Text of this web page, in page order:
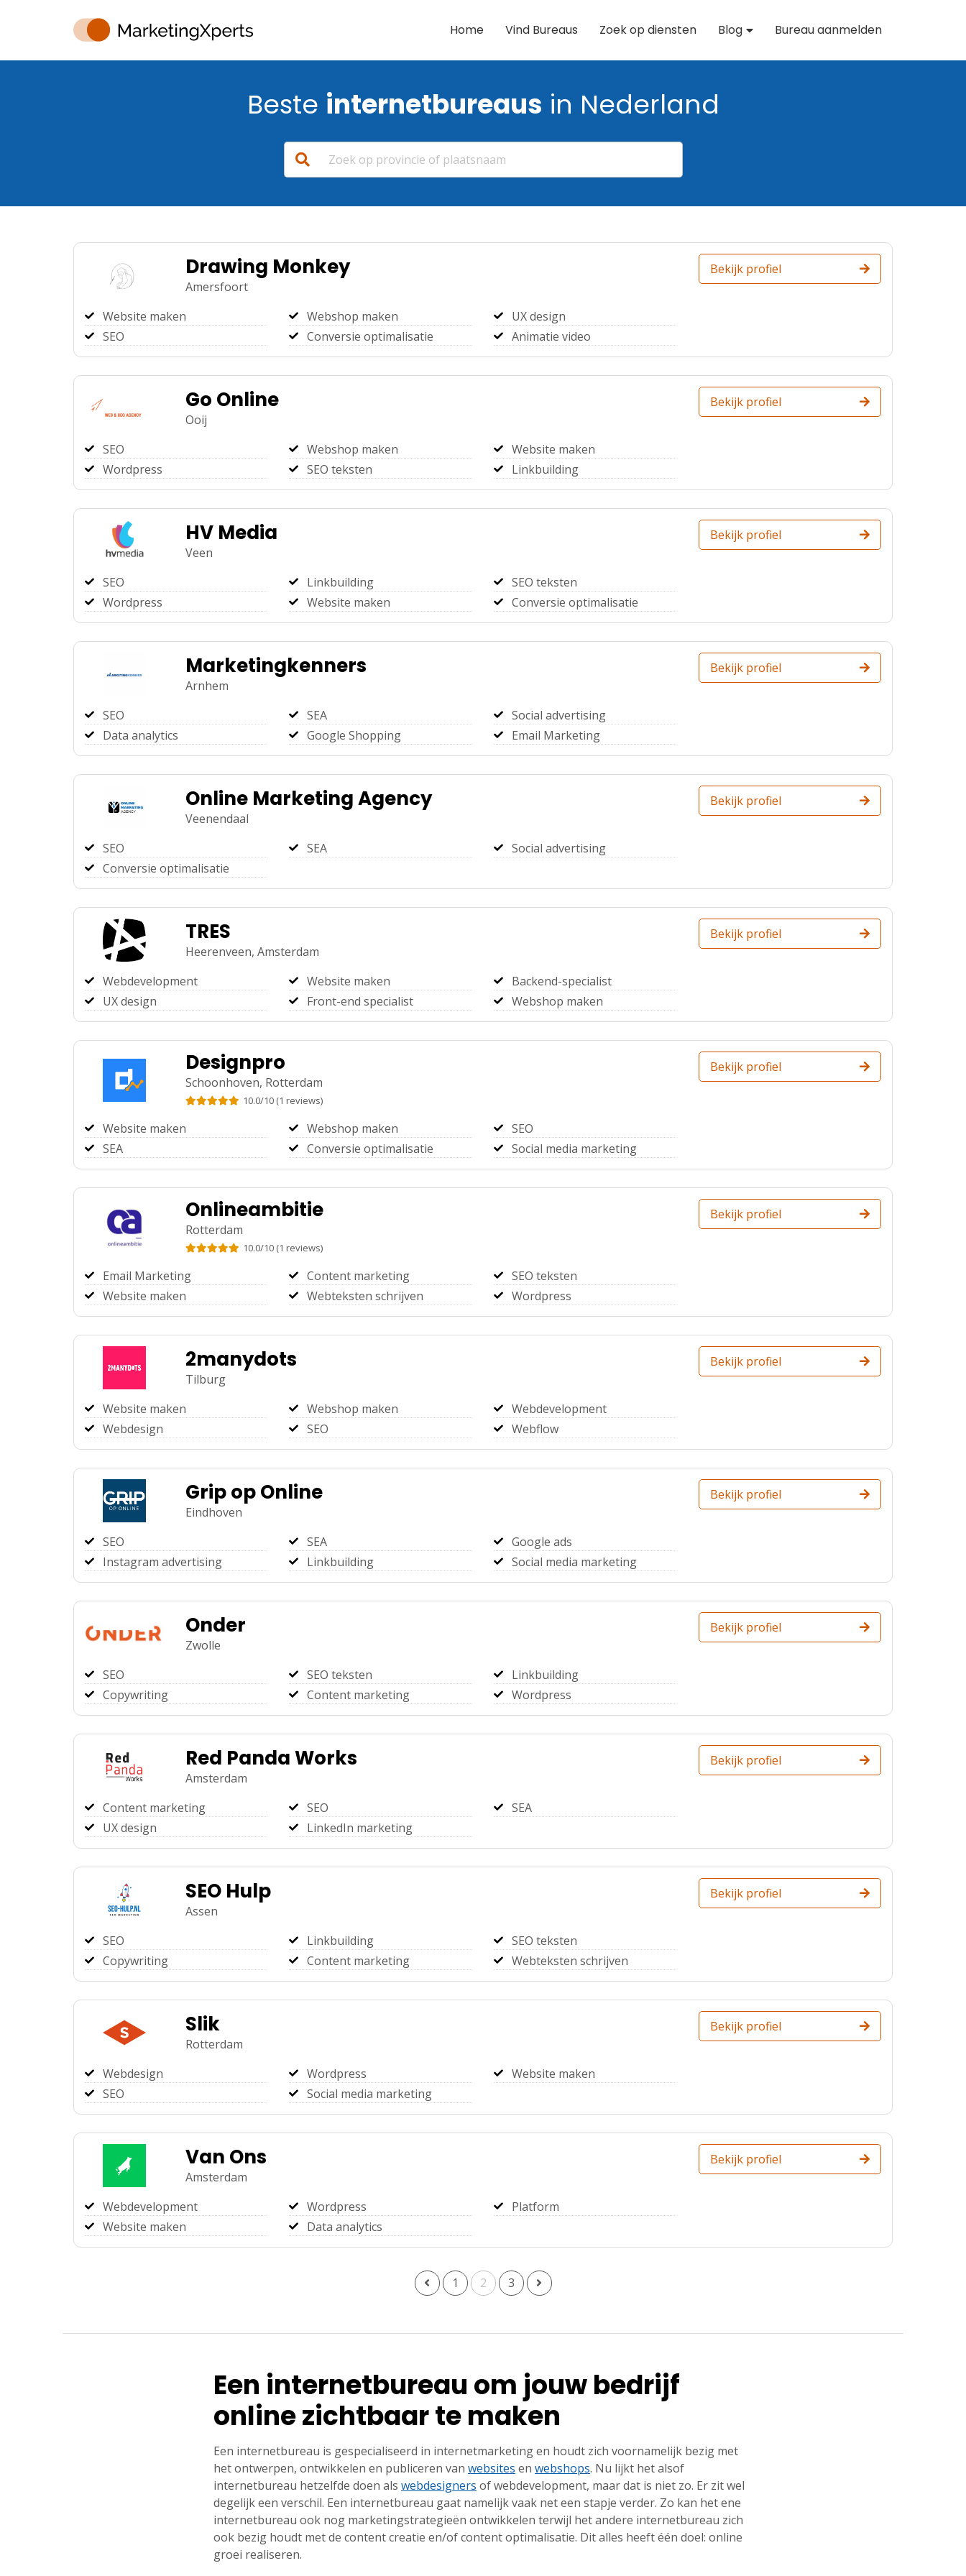
Home Vind Bureaus Zoek op diensten Blog Bureau aanmelden
Beste internetbureaus in Nederland
Drawing Monkey
Amersfoort
Website maken
Webshop maken
UX design
SEO
Conversie optimalisatie Animatie video
Bekijk profiel
Go Online
Ooij
SEO
Webshop maken
Website maken
Wordpress
SEO teksten Linkbuilding
Bekijk profiel
HV Media
Veen
SEO
Linkbuilding
SEO teksten
Wordpress
Website maken Conversie optimalisatie
Bekijk profiel
Marketingkenners
Arnhem
SEO
SEA
Social advertising
Data analytics
Google Shopping Email Marketing
Bekijk profiel
Online Marketing Agency
Veenendaal
SEO
SEA
Social advertising
Conversie optimalisatie
Bekijk profiel
TRES
Heerenveen, Amsterdam
Webdevelopment
Website maken
Backend-specialist
UX design
Front-end specialist Webshop maken
Bekijk profiel
Designpro
Schoonhoven, Rotterdam
10.0/10 (1 reviews)
Website maken Webshop maken
SEO
SEA
Conversie optimalisatie Social media marketing
Bekijk profiel
Onlineambitie
Rotterdam
10.0/10 (1 reviews)
Email Marketing Content marketing
SEO teksten
Website maken
Webteksten schrijven Wordpress
Bekijk profiel
2manydots
Tilburg
Website maken
Webshop maken
Webdevelopment
Webdesign
SEO Webflow
Bekijk profiel
Grip op Online
Eindhoven
SEO
SEA
Google ads
Instagram advertising
Linkbuilding Social media marketing
Bekijk profiel
Onder
Zwolle
SEO
SEO teksten
Linkbuilding
Copywriting
Content marketing Wordpress
Bekijk profiel
Red Panda Works
Amsterdam
Content marketing
SEO
SEA
UX design
LinkedIn marketing
Bekijk profiel
SEO Hulp
Assen
SEO
Linkbuilding
SEO teksten
Copywriting
Content marketing Webteksten schrijven
Bekijk profiel
Slik
Rotterdam
Webdesign
Wordpress
Website maken
SEO
Social media marketing
Bekijk profiel
Van Ons
Amsterdam
Webdevelopment
Wordpress
Platform
Website maken
Data analytics
Bekijk profiel
1 2 3
Een internetbureau om jouw bedrijf
online zichtbaar te maken
Een internetbureau is gespecialiseerd in internetmarketing en houdt zich voornamelijk bezig met
het ontwerpen, ontwikkelen en publiceren van websites en webshops. Nu lijkt het alsof
internetbureau hetzelfde doen als webdesigners of webdevelopment, maar dat is niet zo. Er zit wel
degelijk een verschil. Een internetbureau gaat namelijk vaak net een stapje verder. Zo kan het ene
internetbureau ook nog marketingstrategieën ontwikkelen terwijl het andere internetbureau zich
ook bezig houdt met de content creatie en/of content optimalisatie. Dit alles heeft één doel: online
groei realiseren.